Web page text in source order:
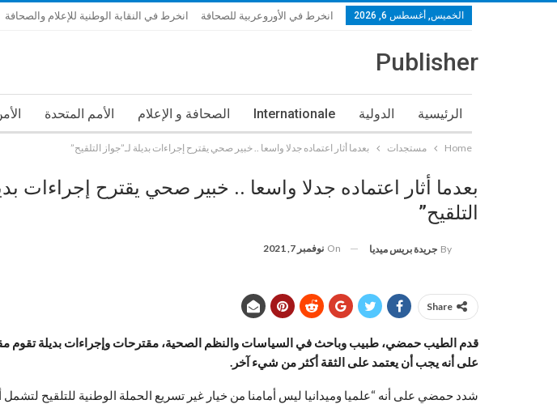
الخميس, أغسطس 6, 2026 انخرط في الأوروعربية للصحافة انخرط في النقابة الوطنية للإعلام والصحافة
Publisher
الرئيسية الدولية Internationale الصحافة و الإعلام الأمم المتحدة
Home مستجدات بعدما أثار اعتماده جدلا واسعا .. خبير صحي يقترح إجراءات بديلة لـ”جواز التلقيح”
بعدما أثار اعتماده جدلا واسعا .. خبير صحي يقترح إجراءات
التلقيح”
By جريدة بريس ميديا On نوفمبر 7, 2021
Share
قدم الطيب حمضي، طبيب وباحث في السياسات والنظم الصحية، مقترحات وإجراءات بديلة تقوم
على أنه يجب أن يعتمد على الثقة أكثر من شيء آخر.
شدد حمضي على أنه “علميا وميدانيا ليس أمامنا من خيار غير تسريع الحملة الوطنية للتلقيح